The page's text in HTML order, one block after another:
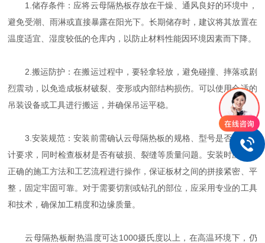
1.储存条件：应将云母隔热板存放在干燥、通风良好的环境中，
避免受潮、雨淋或直接暴露在阳光下。长期储存时，建议将其放置在
温度适宜、湿度较低的仓库内，以防止材料性能因环境因素而下降。
2.搬运防护：在搬运过程中，要轻拿轻放，避免碰撞、摔落或剧
烈震动，以免造成板材破裂、变形或内部结构损伤。可以使用合适的
吊装设备或工具进行搬运，并确保吊运平稳。
3.安装规范：安装前需确认云母隔热板的规格、型号是否符合设
计要求，同时检查板材是否有破损、裂缝等质量问题。安装时应按照
正确的施工方法和工艺流程进行操作，保证板材之间的拼接紧密、平
整，固定牢固可靠。对于需要切割或钻孔的部位，应采用专业的工具
和技术，确保加工精度和边缘质量。
云母隔热板耐热温度可达1000摄氏度以上，在高温环境下，仍